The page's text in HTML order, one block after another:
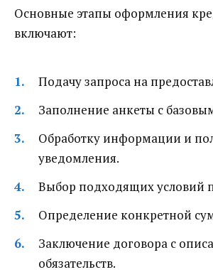
Основные этапы оформления
включают:
Подачу запроса на
Заполнение анкеты с
Обработку информации и
уведомления.
Выбор подходящих условий
Определение конкретной
Заключение договора с
обязательств.